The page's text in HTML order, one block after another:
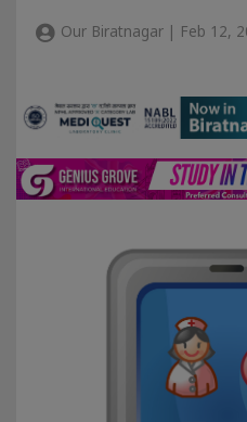
Our Biratnagar | Feb 12,